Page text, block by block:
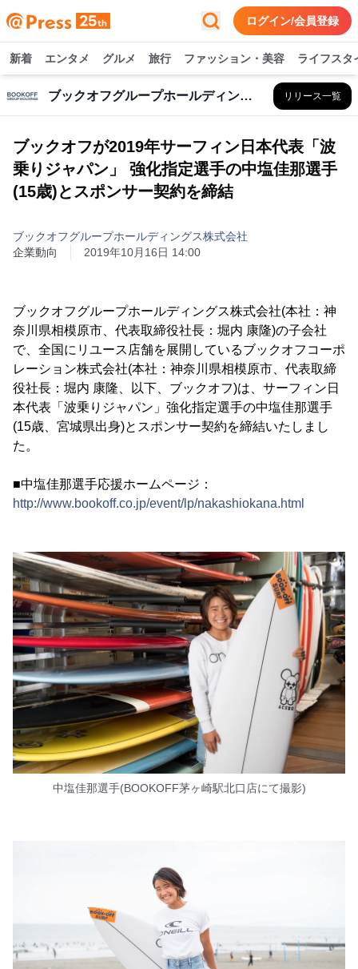
ログイン/会員登録
新着 エンタメ グルメ 旅行 ファッション・美容 ライフスタ
ブックオフグループホールディングス株式会社 リリース一覧
ブックオフが2019年サーフィン日本代表「波
乗りジャパン」 強化指定選手の中塩佳那選手
(15歳)とスポンサー契約を締結
ブックオフグループホールディングス株式会社
企業動向
2019年10月16日 14:00
ブックオフグループホールディングス株式会社(本社：神
奈川県相模原市、代表取締役社長：堀内 康隆)の子会社
で、全国にリユース店舗を展開しているブックオフコーポ
レーション株式会社(本社：神奈川県相模原市、代表取締
役社長：堀内 康隆、以下、ブックオフ)は、サーフィン日
本代表「波乗りジャパン」強化指定選手の中塩佳那選手
(15歳、宮城県出身)とスポンサー契約を締結いたしまし
た。
■中塩佳那選手応援ホームページ：
http://www.bookoff.co.jp/event/lp/nakashiokana.html
中塩佳那選手(BOOKOFF茅ヶ崎駅北口店にて撮影)